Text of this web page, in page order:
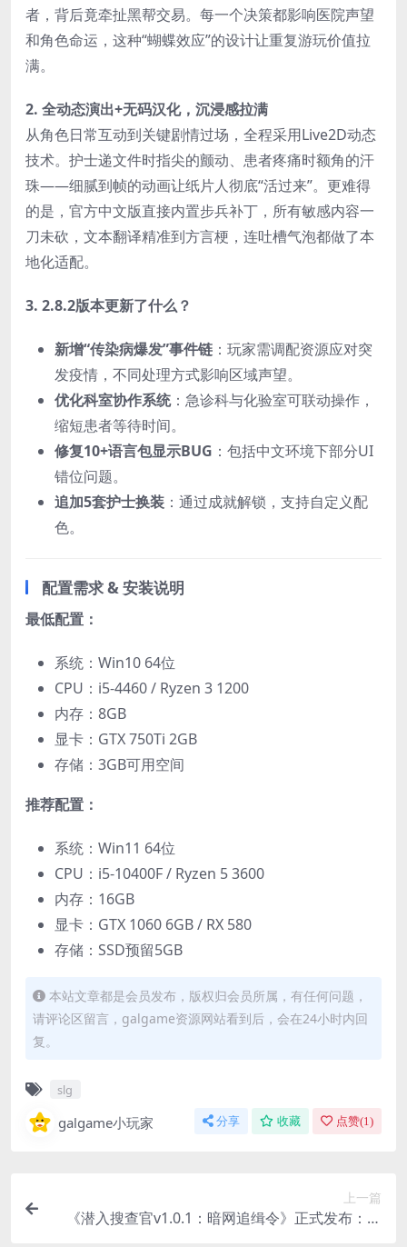
者，背后竟牵扯黑帮交易。每一个决策都影响医院声望
和角色命运，这种“蝴蝶效应”的设计让重复游玩价值拉
满。
​2. 全动态演出+无码汉化，沉浸感拉满​
从角色日常互动到关键剧情过场，全程采用Live2D动态
技术。护士递文件时指尖的颤动、患者疼痛时额角的汗
珠——细腻到帧的动画让纸片人彻底“活过来”。更难得
的是，官方中文版直接内置步兵补丁，所有敏感内容一
刀未砍，文本翻译精准到方言梗，连吐槽气泡都做了本
地化适配。
​3. 2.8.2版本更新了什么？​
​新增“传染病爆发”事件链​ ​：玩家需调配资源应对突
发疫情，不同处理方式影响区域声望。
​优化科室协作系统​​：急诊科与化验室可联动操作，
缩短患者等待时间。
​修复10+语言包显示BUG​ ​：包括中文环境下部分UI
错位问题。
​追加5套护士换装​ ​：通过成就解锁，支持自定义配
色。
​配置需求 & 安装说明​
​最低配置：​
系统：Win10 64位
CPU：i5-4460 / Ryzen 3 1200
内存：8GB
显卡：GTX 750Ti 2GB
存储：3GB可用空间
​推荐配置：​
系统：Win11 64位
CPU：i5-10400F / Ryzen 5 3600
内存：16GB
显卡：GTX 1060 6GB / RX 580
存储：SSD预留5GB
本站文章都是会员发布，版权归会员所属，有任何问题，
请评论区留言，galgame资源网站看到后，会在24小时内回
复。
slg
galgame小玩家 分享 收藏 点赞(1)
上一篇
《潜入搜查官v1.0.1：暗网追缉令》正式发布：刀